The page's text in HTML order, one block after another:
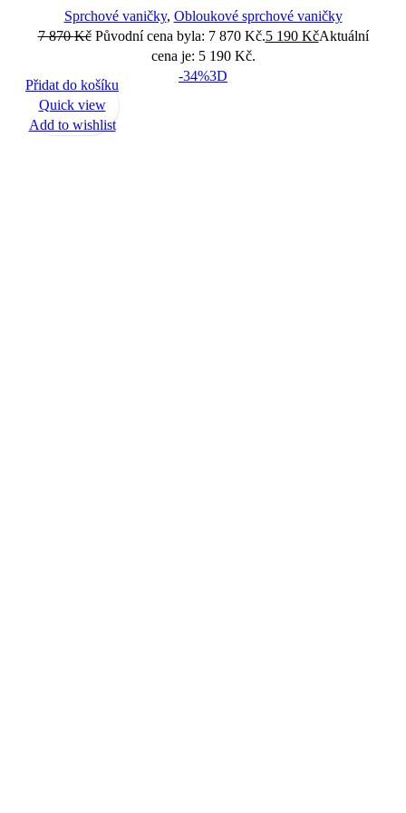
Sprchové vaničky, Obloukové sprchové vaničky
7 870Kč Původní cena byla: 7 870 Kč.5 190 KčAktuální
cena je: 5 190 Kč.
-34%3D
Přidat do košíku
Quick view
Add to wishlist